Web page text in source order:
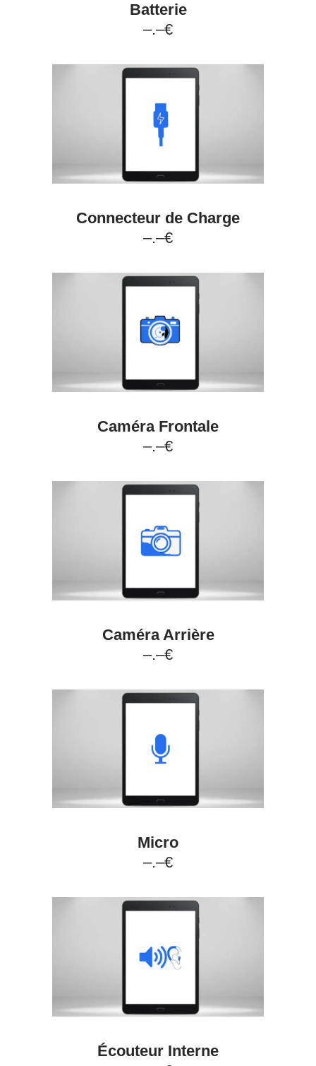
Batterie
–.–€
Connecteur de Charge
–.–€
Caméra Frontale
–.–€
Caméra Arrière
–.–€
Micro
–.–€
Écouteur Interne